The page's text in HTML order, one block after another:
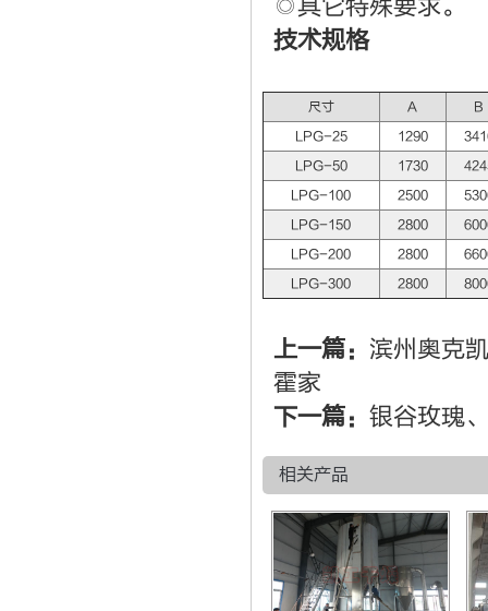
◎其它特殊要求。
技术规格
尺寸 A
B
LPG-25
1290
LPG-50
1730
LPG-100
2500
LPG-150
2800
LPG-200
2800
LPG-300
2800
上一篇： 滨州奥克
霍家
下一篇： 银谷玫瑰
相关产品